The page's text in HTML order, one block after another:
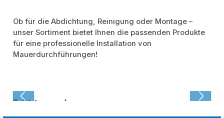
Ob für die Abdichtung, Reinigung oder Montage –
unser Sortiment bietet Ihnen die passenden Produkte
für eine professionelle Installation von
Mauerdurchführungen!
Zuletzt angesehen: